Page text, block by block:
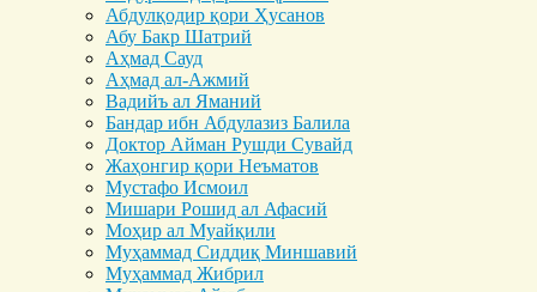
Абдулқодир қори Ҳусанов
Абу Бакр Шатрий
Аҳмад Сауд
Аҳмад ал-Ажмий
Вадийъ ал Яманий
Бандар ибн Абдулазиз Балила
Доктор Айман Рушди Сувайд
Жаҳонгир қори Неъматов
Мустафо Исмоил
Мишари Рошид ал Афасий
Моҳир ал Муайқили
Муҳаммад Cиддиқ Миншавий
Муҳаммад Жибрил